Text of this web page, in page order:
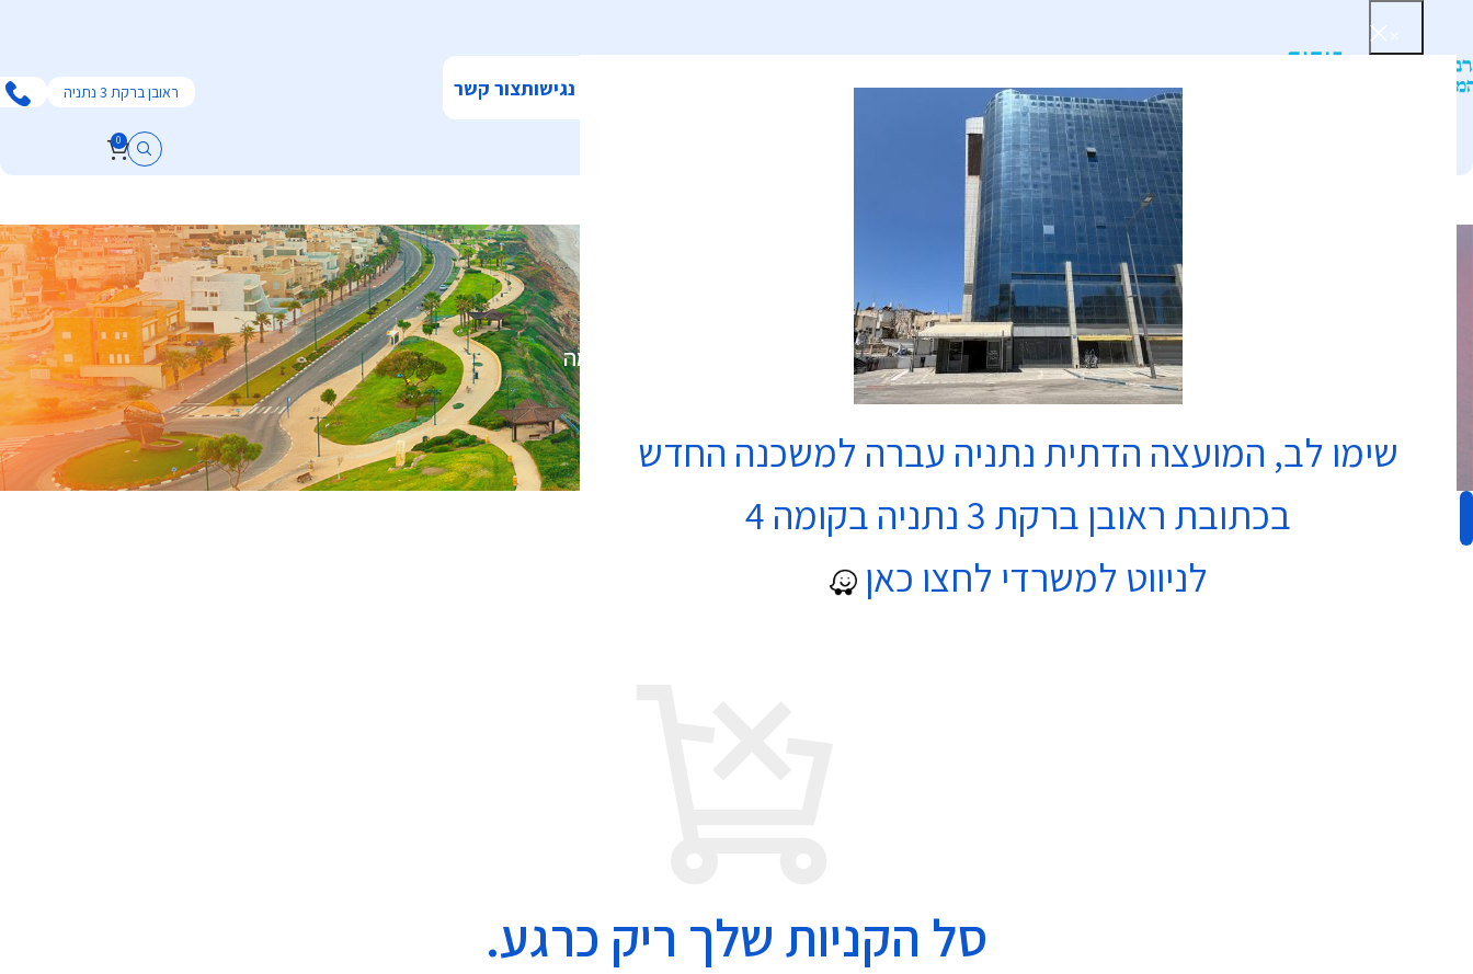
שימו לב, המועצה הדתית נתניה עברה למשכנה החדש
בכתובת ראובן ברקת 3 נתניה בקומה 4
לניווט למשרדי לחצו כאן
דף הביתאודות המועצה הצהרת נגישותצור קשר ראובן ברקת 3 נתניה
0
עגלת קניות הזמנה הושלמה
עגלת קניות
סל הקניות שלך ריק כרגע.